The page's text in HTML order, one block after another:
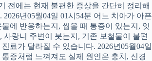
전에는 현재 불편한 증상을 간단히 정리해
년05월04일 01시54분 어느 치아가 아픈
에 반응하는지, 씹을 때 통증이 있는지, 잇
사랑니 주변이 붓는지, 기존 보철물이 불편
료가 달라질 수 있습니다. 2026년05월04일
증처럼 느껴져도 실제 원인은 충치, 신경